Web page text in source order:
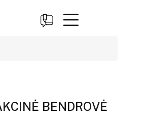
BENDROVĖ